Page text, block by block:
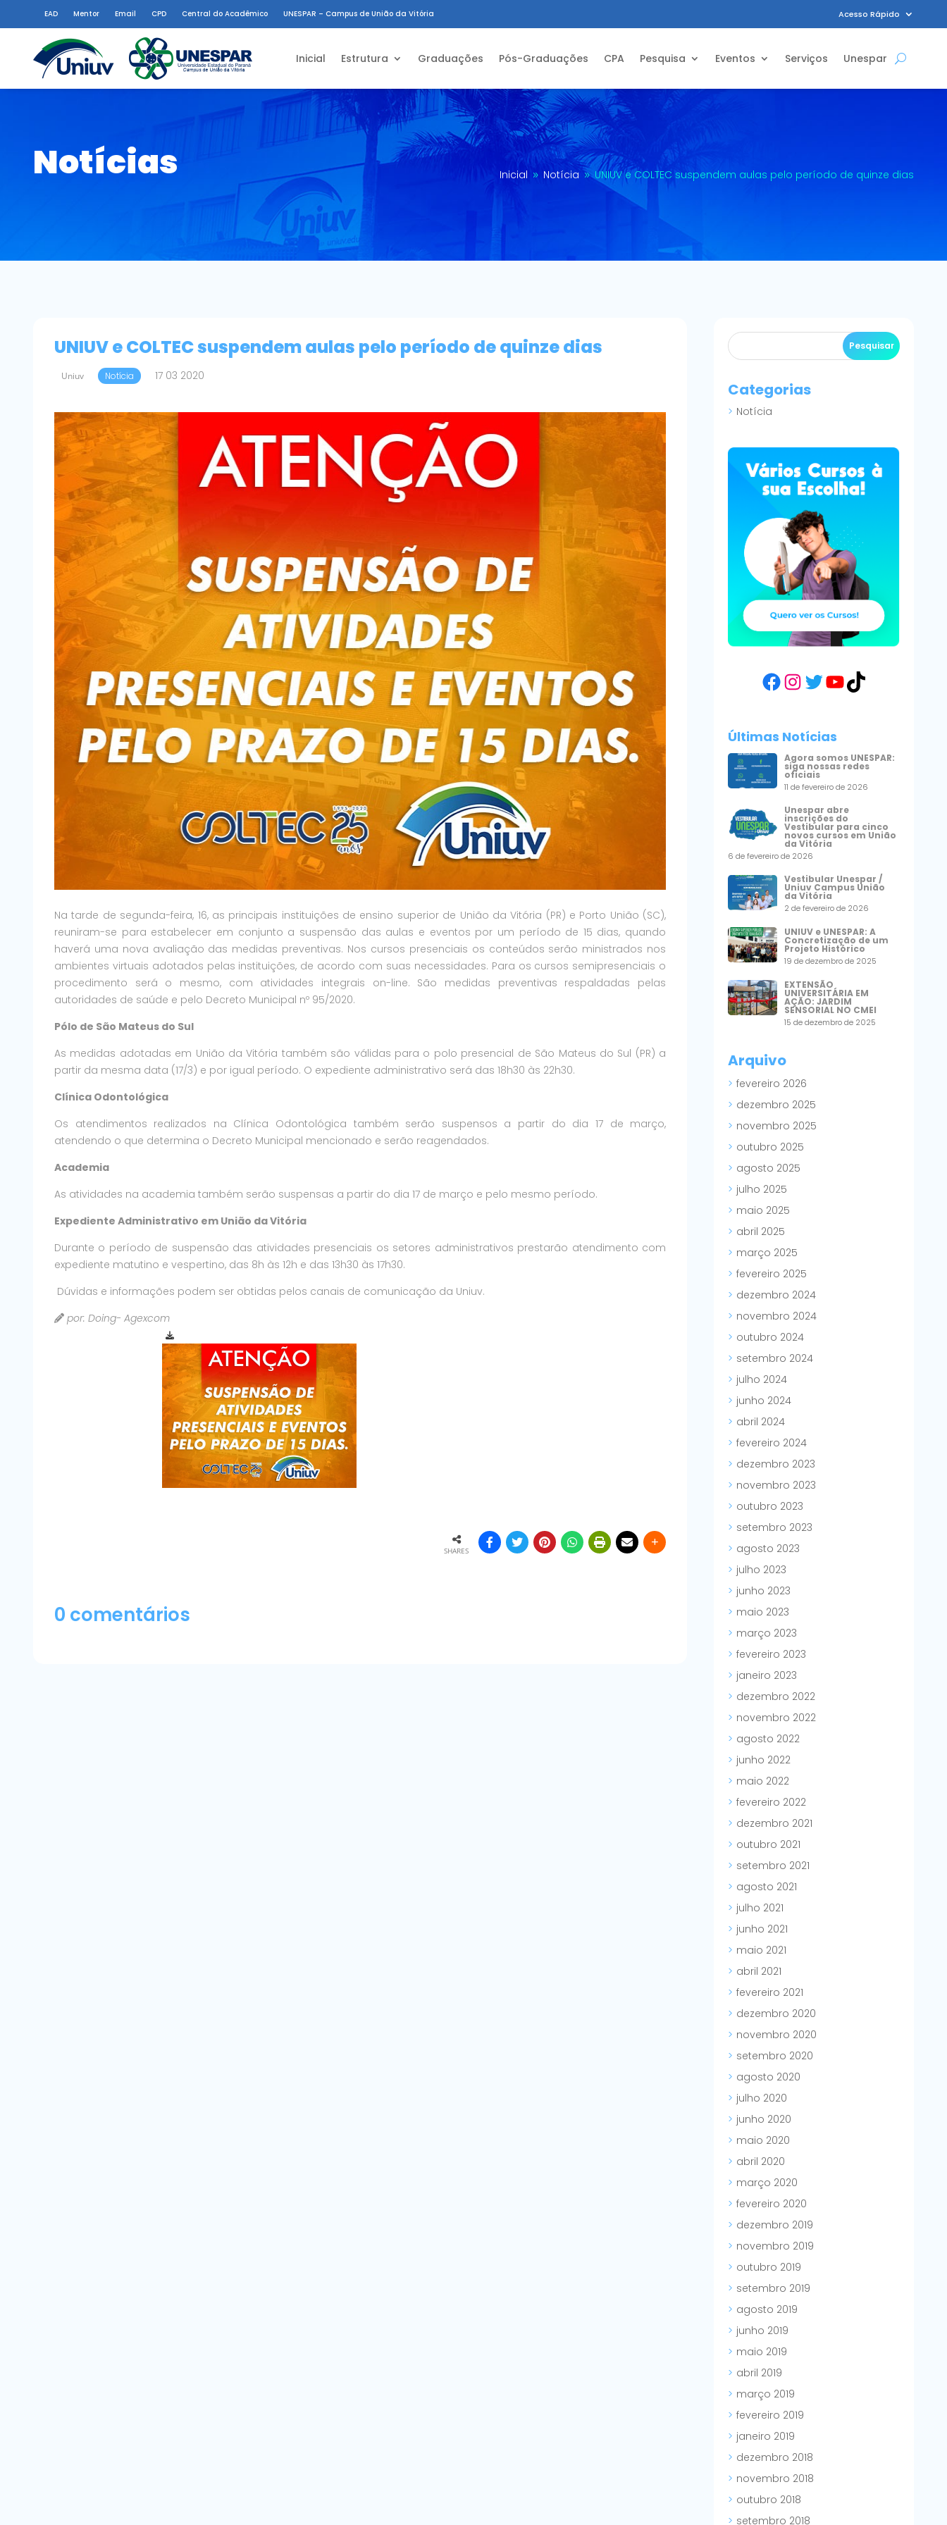
EAD Mentor Email CPD Central do Acadêmico UNESPAR – Campus de União da Vitória Acesso Rápido
Inicial Estrutura Graduações Pós-Graduações CPA Pesquisa Eventos Serviços Unespar
Notícias Inicial 9 Notícia 9 UNIUV e COLTEC suspendem aulas pelo período de quinze dias
UNIUV e COLTEC suspendem aulas pelo período de quinze dias
Uniuv Notícia 17 03 2020
Na tarde de segunda-feira, 16, as principais instituições de ensino superior de União da Vitória (PR) e Porto União (SC),
reuniram-se para estabelecer em conjunto a suspensão das aulas e eventos por um período de 15 dias, quando
haverá uma nova avaliação das medidas preventivas. Nos cursos presenciais os conteúdos serão ministrados nos
ambientes virtuais adotados pelas instituições, de acordo com suas necessidades. Para os cursos semipresenciais o
procedimento será o mesmo, com atividades integrais on-line. São medidas preventivas respaldadas pelas
autoridades de saúde e pelo Decreto Municipal nº 95/2020.
Pólo de São Mateus do Sul
As medidas adotadas em União da Vitória também são válidas para o polo presencial de São Mateus do Sul (PR) a
partir da mesma data (17/3) e por igual período. O expediente administrativo será das 18h30 às 22h30.
Clínica Odontológica
Os atendimentos realizados na Clínica Odontológica também serão suspensos a partir do dia 17 de março,
atendendo o que determina o Decreto Municipal mencionado e serão reagendados.
Academia
As atividades na academia também serão suspensas a partir do dia 17 de março e pelo mesmo período.
Expediente Administrativo em União da Vitória
Durante o período de suspensão das atividades presenciais os setores administrativos prestarão atendimento com
expediente matutino e vespertino, das 8h às 12h e das 13h30 às 17h30.
Dúvidas e informações podem ser obtidas pelos canais de comunicação da Uniuv.
por: Doing- Agexcom
SHARES
0 comentários
Categorias
Notícia
Facebook
Instagram
Twitter
YouTube
TikTok
Últimas Notícias
Agora somos UNESPAR:
siga nossas redes
oficiais
11 de fevereiro de 2026
Unespar abre
inscrições do
Vestibular para cinco
novos cursos em União
da Vitória
6 de fevereiro de 2026
Vestibular Unespar /
Uniuv Campus União
da Vitória
2 de fevereiro de 2026
UNIUV e UNESPAR: A
Concretização de um
Projeto Histórico
19 de dezembro de 2025
EXTENSÃO
UNIVERSITÁRIA EM
AÇÃO: JARDIM
SENSORIAL NO CMEI
15 de dezembro de 2025
Arquivo
fevereiro 2026
dezembro 2025
novembro 2025
outubro 2025
agosto 2025
julho 2025
maio 2025
abril 2025
março 2025
fevereiro 2025
dezembro 2024
novembro 2024
outubro 2024
setembro 2024
julho 2024
junho 2024
abril 2024
fevereiro 2024
dezembro 2023
novembro 2023
outubro 2023
setembro 2023
agosto 2023
julho 2023
junho 2023
maio 2023
março 2023
fevereiro 2023
janeiro 2023
dezembro 2022
novembro 2022
agosto 2022
junho 2022
maio 2022
fevereiro 2022
dezembro 2021
outubro 2021
setembro 2021
agosto 2021
julho 2021
junho 2021
maio 2021
abril 2021
fevereiro 2021
dezembro 2020
novembro 2020
setembro 2020
agosto 2020
julho 2020
junho 2020
maio 2020
abril 2020
março 2020
fevereiro 2020
dezembro 2019
novembro 2019
outubro 2019
setembro 2019
agosto 2019
junho 2019
maio 2019
abril 2019
março 2019
fevereiro 2019
janeiro 2019
dezembro 2018
novembro 2018
outubro 2018
setembro 2018